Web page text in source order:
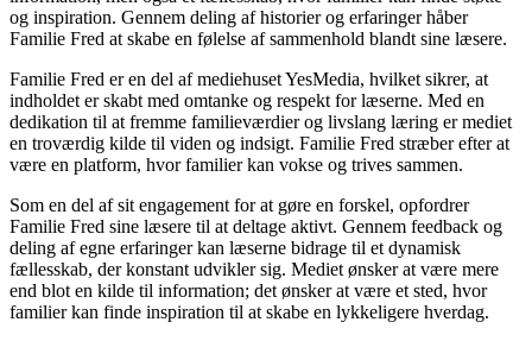
og inspiration. Gennem deling af historier og erfaringer håber
Familie Fred at skabe en følelse af sammenhold blandt sine læsere.
Familie Fred er en del af mediehuset YesMedia, hvilket sikrer, at
indholdet er skabt med omtanke og respekt for læserne. Med en
dedikation til at fremme familieværdier og livslang læring er mediet
en troværdig kilde til viden og indsigt. Familie Fred stræber efter at
være en platform, hvor familier kan vokse og trives sammen.
Som en del af sit engagement for at gøre en forskel, opfordrer
Familie Fred sine læsere til at deltage aktivt. Gennem feedback og
deling af egne erfaringer kan læserne bidrage til et dynamisk
fællesskab, der konstant udvikler sig. Mediet ønsker at være mere
end blot en kilde til information; det ønsker at være et sted, hvor
familier kan finde inspiration til at skabe en lykkeligere hverdag.